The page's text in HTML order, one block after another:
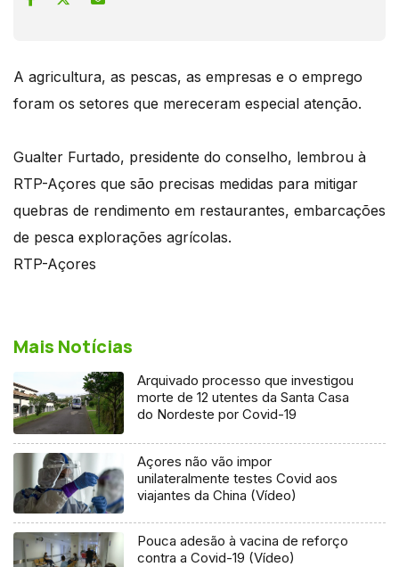
A agricultura, as pescas, as empresas e o emprego
foram os setores que mereceram especial atenção.
Gualter Furtado, presidente do conselho, lembrou à
RTP-Açores que são precisas medidas para mitigar
quebras de rendimento em restaurantes, embarcações
de pesca explorações agrícolas.
RTP-Açores
Mais Notícias
Arquivado processo que investigou
morte de 12 utentes da Santa Casa
do Nordeste por Covid-19
Açores não vão impor
unilateralmente testes Covid aos
viajantes da China (Vídeo)
Pouca adesão à vacina de reforço
contra a Covid-19 (Vídeo)